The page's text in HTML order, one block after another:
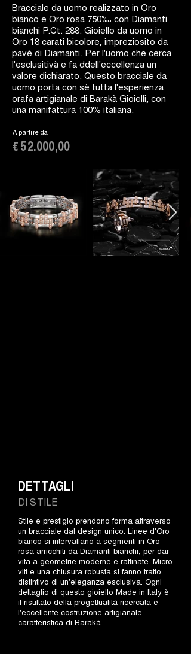
Bracciale da uomo realizzato in Oro
bianco e Oro rosa 750‰ con Diamanti
bianchi P.Ct. 288. Gioiello da uomo in
Oro 18 carati bicolore, impreziosito da
pavè di Diamanti. Per l'uomo che cerca
l'esclusitivà e fa ddell'eccellenza un
valore dichiarato. Questo bracciale da
uomo porta con sè tutta l'esperienza
orafa artigianale di Barakà Gioielli, con
una manifattura 100% italiana.
A partire da
€ 52.000,00
DI STILE
DETTAGLI
Stile e prestigio prendono forma attraverso
un bracciale dal design unico. Linee d'Oro
bianco si intervallano a segmenti in Oro
rosa arricchiti da Diamanti bianchi, per dar
vita a geometrie moderne e raffinate. Micro
viti e una chiusura robusta si fanno tratto
distintivo di un'eleganza esclusiva. Ogni
dettaglio di questo gioiello Made in Italy è
il risultato della progettualità ricercata e
l'eccellente costruzione artigianale
caratteristica di Barakà.